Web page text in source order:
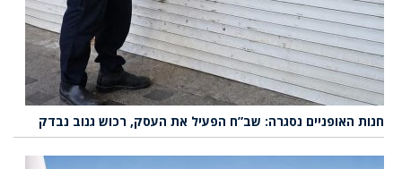
חנות האופניים נסגרה: שב”ח הפעיל את העסק, רכוש גנוב נבדק